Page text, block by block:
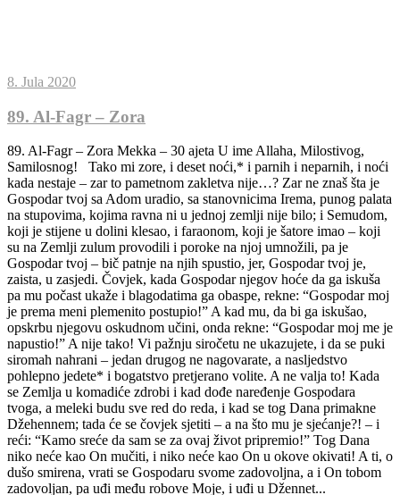
8. Jula 2020
89. Al-Fagr – Zora
89. Al-Fagr – Zora Mekka – 30 ajeta U ime Allaha, Milostivog,
Samilosnog! Tako mi zore, i deset noći,* i parnih i neparnih, i noći
kada nestaje – zar to pametnom zakletva nije…? Zar ne znaš šta je
Gospodar tvoj sa Adom uradio, sa stanovnicima Irema, punog palata
na stupovima, kojima ravna ni u jednoj zemlji nije bilo; i Semudom,
koji je stijene u dolini klesao, i faraonom, koji je šatore imao – koji
su na Zemlji zulum provodili i poroke na njoj umnožili, pa je
Gospodar tvoj – bič patnje na njih spustio, jer, Gospodar tvoj je,
zaista, u zasjedi. Čovjek, kada Gospodar njegov hoće da ga iskuša
pa mu počast ukaže i blagodatima ga obaspe, rekne: “Gospodar moj
je prema meni plemenito postupio!” A kad mu, da bi ga iskušao,
opskrbu njegovu oskudnom učini, onda rekne: “Gospodar moj me je
napustio!” A nije tako! Vi pažnju siročetu ne ukazujete, i da se puki
siromah nahrani – jedan drugog ne nagovarate, a nasljedstvo
pohlepno jedete* i bogatstvo pretjerano volite. A ne valja to! Kada
se Zemlja u komadiće zdrobi i kad dođe naređenje Gospodara
tvoga, a meleki budu sve red do reda, i kad se tog Dana primakne
Džehennem; tada će se čovjek sjetiti – a na što mu je sjećanje?! – i
reći: “Kamo sreće da sam se za ovaj život pripremio!” Tog Dana
niko neće kao On mučiti, i niko neće kao On u okove okivati! A ti, o
dušo smirena, vrati se Gospodaru svome zadovoljna, a i On tobom
zadovoljan, pa uđi među robove Moje, i uđi u Džennet...